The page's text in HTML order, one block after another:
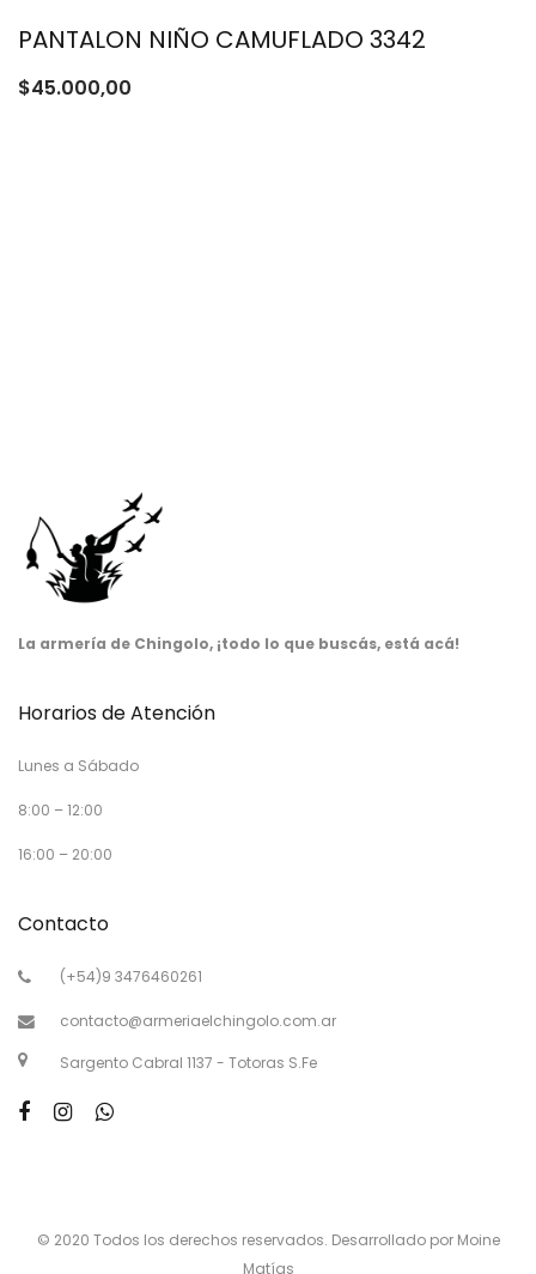
PANTALON NIÑO CAMUFLADO 3342
$45.000,00
La armería de Chingolo, ¡todo lo que buscás, está acá!
Horarios de Atención
Lunes a Sábado
8:00 – 12:00
16:00 – 20:00
Contacto
(+54)9 3476460261
contacto@armeriaelchingolo.com.ar
Sargento Cabral 1137 - Totoras S.Fe
© 2020 Todos los derechos reservados. Desarrollado por Moine
Matías